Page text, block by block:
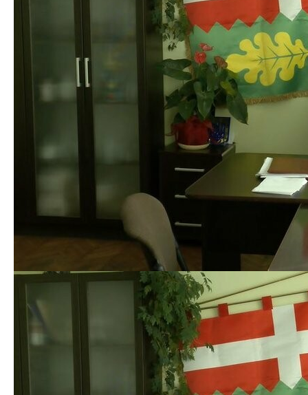
року, — розповіла Суспільному суддя-спікерка Алла
Андрусенко. Ківерцівська міська рада, як
відповідач по даній справі, 24 листопада отримала
дане рішення, від цієї дати рахується місячний
термін для набрання його законної сили.
Позов у суд надсилали фахівці рятувальної служби.
З 2013-го року в будинку виявляли порушення
правил пожежних норм. Востаннє позапланово
оглянули приміщення навесні цього року, — каже
інспектор відділу пожежної безпеки Ігор Сидорук, —
виявили 38 порушень критичних, які можуть
створювати загрозу життю та здоров’ю.
Луцький адвокат Олександр Огородник каже, що
згідно з законодавством у випадках ліквідації
дитячого будинку сімейного типу батьки-вихователі
повинні звільнити надане жиле приміщення
відповідно до норм житлового кодексу. Щоправда,
— додає юрист, — це ще закони українського СРСР,